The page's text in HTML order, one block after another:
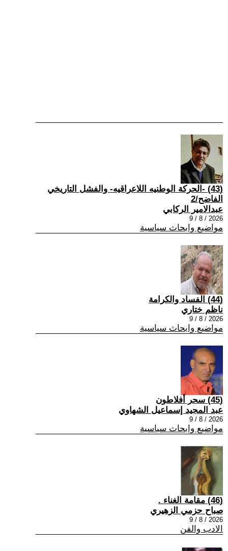
(43) -الحركة الوطنيه اللاعراقيه- والفشل التاريخي
الفاضح/2
عبدالامير الركابي
2026 / 8 / 9
مواضيع وابحاث سياسية
(44) الفساد والكرامة
ناظم ختاري
2026 / 8 / 9
مواضيع وابحاث سياسية
(45) سحر أفلاطون
عبد المجيد إسماعيل الشهاوي
2026 / 8 / 9
مواضيع وابحاث سياسية
(46) مقامة الغناء .
صباح حزمي الزهيري
2026 / 8 / 9
الادب والفن